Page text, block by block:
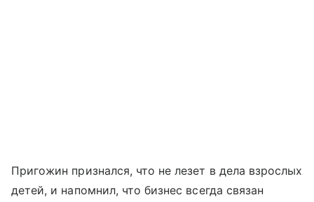
Пригожин признался, что не лезет в дела взрослых
детей, и напомнил, что бизнес всегда связан